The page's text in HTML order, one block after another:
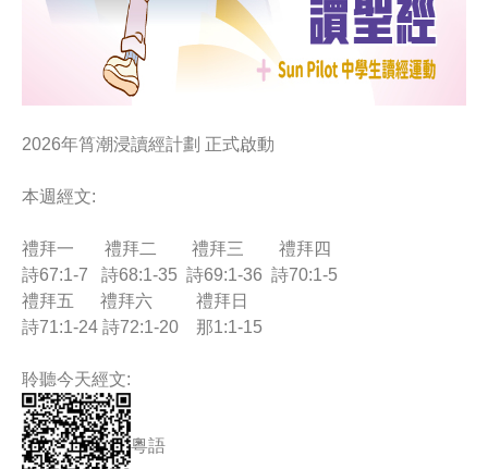
2026年筲潮浸讀經計劃 正式啟動
本週經文:
禮拜一 禮拜二 禮拜三 禮拜四
詩67:1-7
詩68:1-35 詩69:1-36 詩70:1-5
禮拜五 禮拜六 禮拜日
詩71:1-24 詩72:1-20 那1:1-15
聆聽今天經文:
粵語